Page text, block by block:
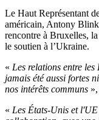
Le Haut Représentant
américain, Antony
rencontre à Bruxelles,
le soutien à l’Ukraine.
« Les relations entre
jamais été aussi fortes
nos intérêts communs
« Les États-Unis et